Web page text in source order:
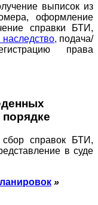
выписок из
оформление
справки БТИ,
подача/
права
сбор справок БТИ,
в суде
»